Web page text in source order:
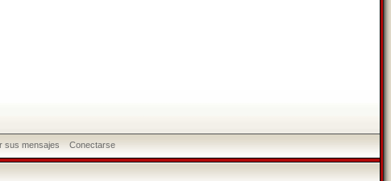
sus mensajes Conectarse